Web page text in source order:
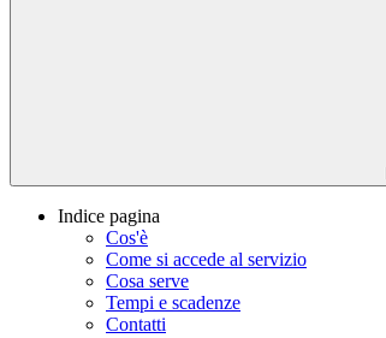
Indice pagina
Cos'è
Come si accede al servizio
Cosa serve
Tempi e scadenze
Contatti